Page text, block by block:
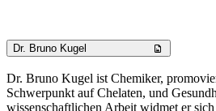
Dr. Bruno Kugel
Dr. Bruno Kugel ist Chemiker,
Schwerpunkt auf Chelaten, und
wissenschaftlichen Arbeit widmet er sich